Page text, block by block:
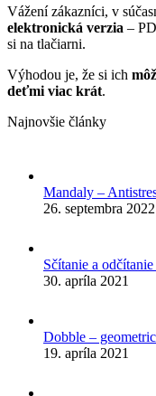
Vážení zákazníci, v
elektronická verzia –
si na tlačiarni.
Výhodou je, že si ich
deťmi viac krát.
Najnovšie články
Mandaly –
26. septembra 2022
Sčítanie a
30. apríla 2021
Dobble –
19. apríla 2021